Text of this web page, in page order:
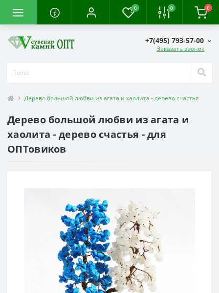
0 0 0
+7(495) 793-57-00
Заказать звонок
Дерево большой любви из агата и хаолита - дерево счастья
Дерево большой любви из агата и
хаолита - дерево счастья - для
ОПТовиков